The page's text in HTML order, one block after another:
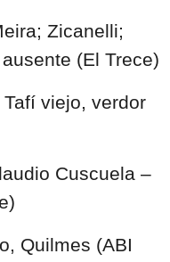
Zicanelli;
(El Trece)
viejo, verdor
Cuscuela –
Quilmes (ABI